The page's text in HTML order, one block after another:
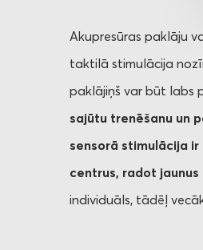
Akupresūras paklāju
taktilā stimulācija
paklājiņš var būt labs
sajūtu trenēšanu un
sensorā stimulācija
centrus, radot
individuāls, tādēļ